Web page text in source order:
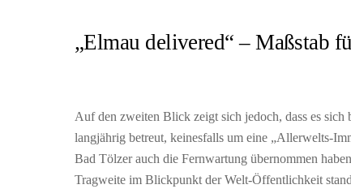
„Elmau delivered“ – Maßstab
Auf den zweiten Blick zeigt sich jedoch, dass es
langjährig betreut, keinesfalls um eine „Allerwelts-
Bad Tölzer auch die Fernwartung übernommen
Tragweite im Blickpunkt der Welt-Öffentlichkeit